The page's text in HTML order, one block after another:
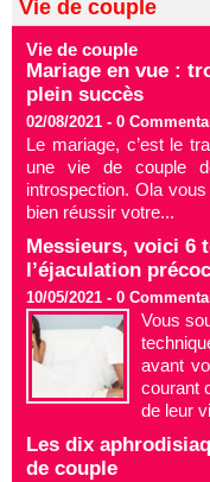
Vie de couple
Vie de couple
Mariage en vue :
plein succès
02/08/2021 - 0
Le mariage, c’est le
une vie de couple
introspection. Ola
bien réussir votre...
Messieurs, voici 6
l’éjaculation
10/05/2021 - 0
Vous
avant
courant
de leur
Les dix
de couple